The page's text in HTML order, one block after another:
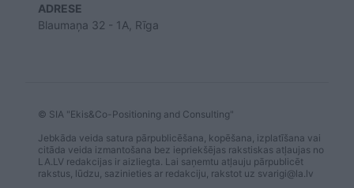
ADRESE
Blaumaņa 32 - 1A, Rīga
© SIA "Ekis&Co-Positioning and Consulting"
Jebkāda veida satura pārpublicēšana, kopēšana, izplatīšana vai
citāda veida izmantošana bez iepriekšējas rakstiskas atļaujas no
LA.LV redakcijas ir aizliegta. Lai saņemtu atļauju pārpublicēt
rakstus, lūdzu, sazinieties ar redakciju, rakstot uz svarigi@la.lv